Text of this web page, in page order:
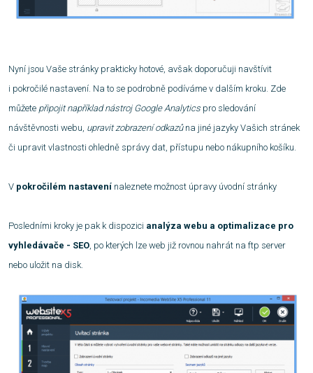
Nyní jsou Vaše stránky prakticky hotové, avšak doporučuji navštívit
i pokročilé nastavení. Na to se podrobně podíváme v dalším kroku. Zde
můžete připojit například nástroj Google Analytics pro sledování
návštěvnosti webu, upravit zobrazení odkazůna jiné jazyky Vašich stránek
či upravit vlastnosti ohledně správy dat, přístupu nebo nákupního košíku.
V pokročilém nastavení naleznete možnost úpravy úvodní stránky
Posledními kroky je pak k dispozici analýza webu a optimalizace pro
vyhledávače - SEO, po kterých lze web již rovnou nahrát na ftp server
nebo uložit na disk.